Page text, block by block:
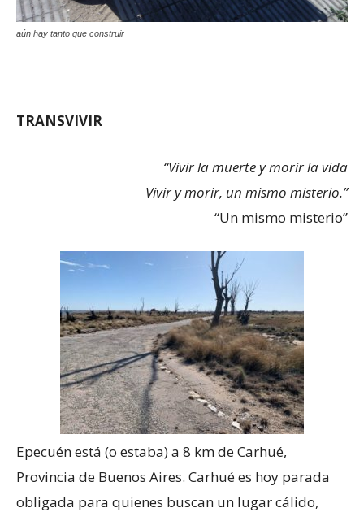
aún hay tanto que construir
TRANSVIVIR
“Vivir la muerte y morir la vida
Vivir y morir, un mismo misterio.”
“Un mismo misterio”
Epecuén está (o estaba) a 8 km de Carhué,
Provincia de Buenos Aires. Carhué es hoy parada
obligada para quienes buscan un lugar cálido,